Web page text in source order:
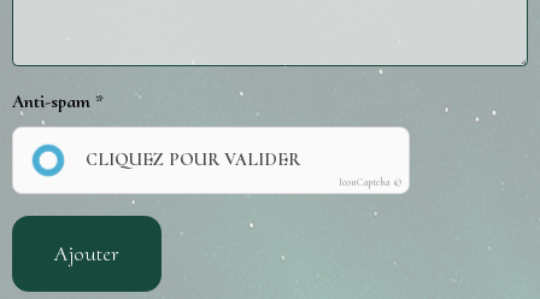
Anti-spam
CLIQUEZ POUR VALIDER
IconCaptcha ©
Ajouter